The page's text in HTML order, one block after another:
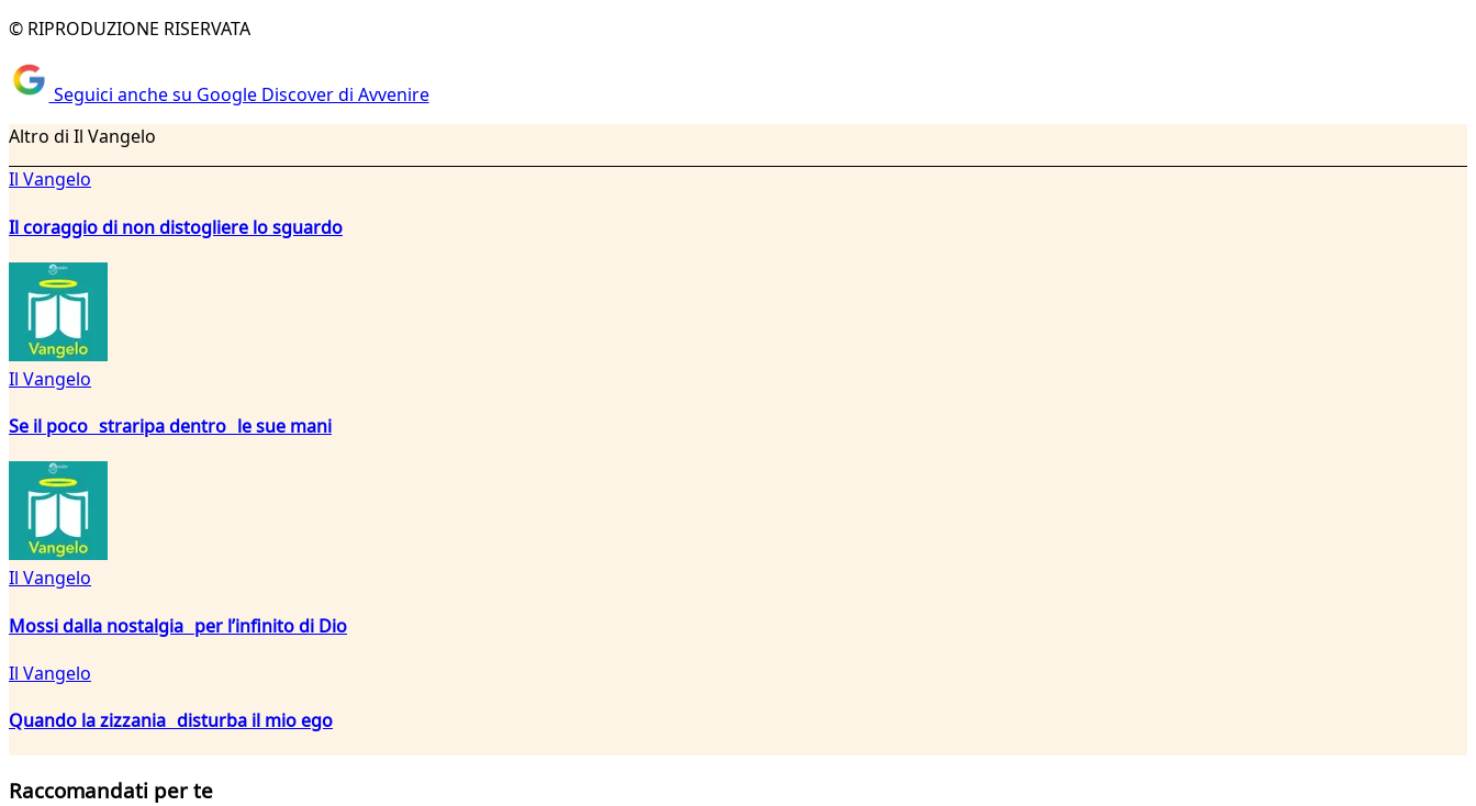
© RIPRODUZIONE RISERVATA
Seguici anche su Google Discover di Avvenire
Altro di Il Vangelo
Il Vangelo
Il coraggio di non distogliere lo sguardo
Il Vangelo
Se il poco straripa dentro le sue mani
Il Vangelo
Mossi dalla nostalgia per l’infinito di Dio
Il Vangelo
Quando la zizzania disturba il mio ego
Raccomandati per te